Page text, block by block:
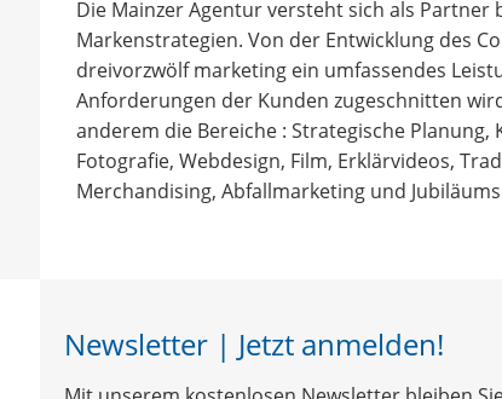
Die Mainzer Agentur versteht sich als
Markenstrategien. Von der Entwicklung des
dreivorzwölf marketing ein umfassendes
Anforderungen der Kunden zugeschnitten
anderem die Bereiche : Strategische
Fotografie, Webdesign, Film, Erklärvideos,
Merchandising, Abfallmarketing und
Newsletter | Jetzt anmelden!